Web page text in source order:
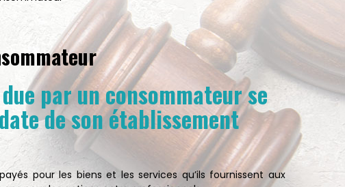
par un consommateur se
de son établissement
pour les biens et les services qu’ils fournissent aux